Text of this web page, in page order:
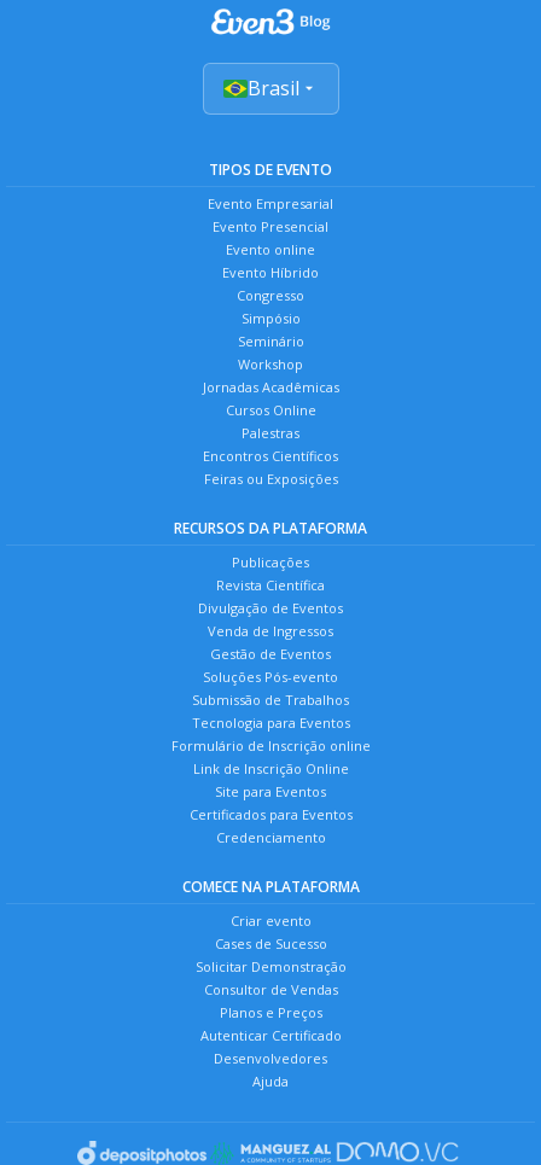
Brasil
TIPOS DE EVENTO
Evento Empresarial
Evento Presencial
Evento online
Evento Híbrido
Congresso
Simpósio
Seminário
Workshop
Jornadas Acadêmicas
Cursos Online
Palestras
Encontros Científicos
Feiras ou Exposições
RECURSOS DA PLATAFORMA
Publicações
Revista Científica
Divulgação de Eventos
Venda de Ingressos
Gestão de Eventos
Soluções Pós-evento
Submissão de Trabalhos
Tecnologia para Eventos
Formulário de Inscrição online
Link de Inscrição Online
Site para Eventos
Certificados para Eventos
Credenciamento
COMECE NA PLATAFORMA
Criar evento
Cases de Sucesso
Solicitar Demonstração
Consultor de Vendas
Planos e Preços
Autenticar Certificado
Desenvolvedores
Ajuda